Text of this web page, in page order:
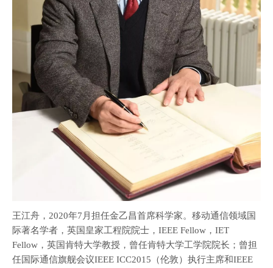
王江舟，2020年7月担任金乙昌首席科学家。移动通信领域国
际著名学者，英国皇家工程院院士，IEEE Fellow，IET
Fellow，英国肯特大学教授，曾任肯特大学工学院院长；曾担
任国际通信旗舰会议IEEE ICC2015（伦敦）执行主席和IEEE